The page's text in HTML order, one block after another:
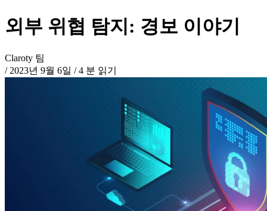
외부 위협 탐지: 경보 이야기
Claroty 팀
/ 2023년 9월 6일 /4 분 읽기